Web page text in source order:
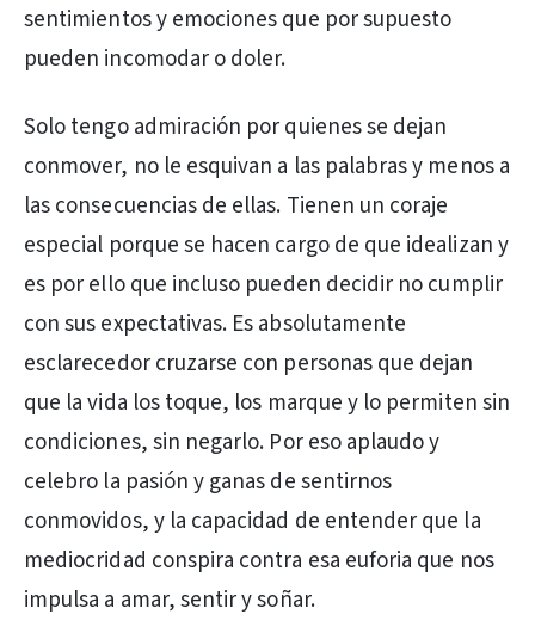
sentimientos y emociones que por supuesto
pueden incomodar o doler.
Solo tengo admiración por quienes se dejan
conmover, no le esquivan a las palabras y menos a
las consecuencias de ellas. Tienen un coraje
especial porque se hacen cargo de que idealizan y
es por ello que incluso pueden decidir no cumplir
con sus expectativas. Es absolutamente
esclarecedor cruzarse con personas que dejan
que la vida los toque, los marque y lo permiten sin
condiciones, sin negarlo. Por eso aplaudo y
celebro la pasión y ganas de sentirnos
conmovidos, y la capacidad de entender que la
mediocridad conspira contra esa euforia que nos
impulsa a amar, sentir y soñar.